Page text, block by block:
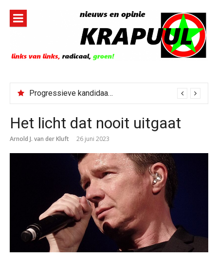
inhoud
Progressieve kandidaat El-Sayed senaatskandidaat Michigan
Het licht dat nooit uitgaat
Arnold J. van der Kluft 26 juni 2023